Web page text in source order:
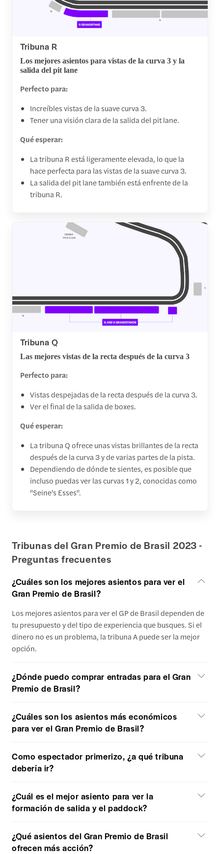
Tribuna R
Los mejores asientos para vistas de la curva 3 y la
salida del pit lane
Perfecto para:
Increíbles vistas de la suave curva 3.
Tener una visión clara de la salida del pit lane.
Qué esperar:
La tribuna R está ligeramente elevada, lo que la
hace perfecta para las vistas de la suave curva 3.
La salida del pit lane también está enfrente de la
tribuna R.
Tribuna Q
Las mejores vistas de la recta después de la curva 3
Perfecto para:
Vistas despejadas de la recta después de la curva 3.
Ver el final de la salida de boxes.
Qué esperar:
La tribuna Q ofrece unas vistas brillantes de la recta
después de la curva 3 y de varias partes de la pista.
Dependiendo de dónde te sientes, es posible que
incluso puedas ver las curvas 1 y 2, conocidas como
"Seine's Esses".
Tribunas del Gran Premio de Brasil 2023 -
Preguntas frecuentes
¿Cuáles son los mejores asientos para ver el
Gran Premio de Brasil?
Los mejores asientos para ver el GP de Brasil dependen de
tu presupuesto y del tipo de experiencia que busques. Si el
dinero no es un problema, la tribuna A puede ser la mejor
opción.
¿Dónde puedo comprar entradas para el Gran
Premio de Brasil?
¿Cuáles son los asientos más económicos
para ver el Gran Premio de Brasil?
Como espectador primerizo, ¿a qué tribuna
debería ir?
¿Cuál es el mejor asiento para ver la
formación de salida y el paddock?
¿Qué asientos del Gran Premio de Brasil
ofrecen más acción?